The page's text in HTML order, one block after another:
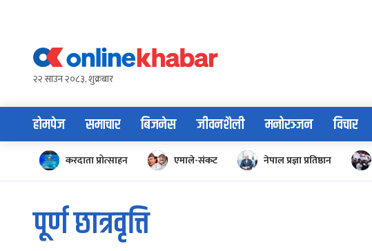
content२२ साउन २०८३, शुक्रबार
होमपेज समाचार बिजनेस जीवनशैली मनोरञ्जन विचार
करदाता प्रोत्साहन एमाले-संकट नेपाल प्रज्ञा प्रतिष्ठान
पूर्ण छात्रवृत्ति